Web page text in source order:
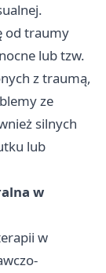
od traumy
lub tzw.
z traumą,
ze
silnych
lub
w
w